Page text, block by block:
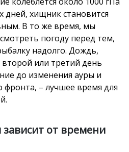
дней, хищник становится
В то же время, мы
погоду перед тем,
надолго. Дождь,
или третий день
до изменения ауры и
фронта, – лучшее время для
от времени